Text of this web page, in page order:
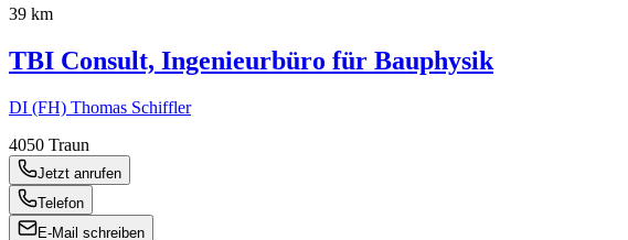
39 km
TBI Consult, Ingenieurbüro für Bauphysik
DI (FH) Thomas Schiffler
4050 Traun
Jetzt anrufen
Telefon
E-Mail schreiben